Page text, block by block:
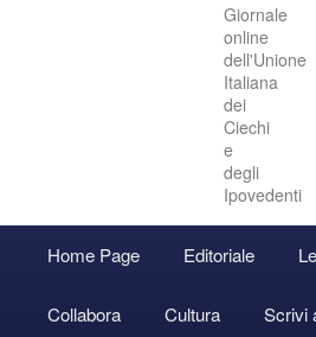
Giornale
online
dell'Unione
Italiana
dei
Ciechi
e
degli
Ipovedenti
principale
Vai
al
Vai
al
Accedi
Home Page Editoriale
Collabora Cultura Scrivi